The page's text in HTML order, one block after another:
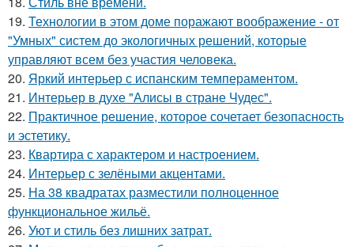
19. Технологии в этом доме поражают воображение - от
"Умных" систем до экологичных решений, которые
управляют всем без участия человека.
20. Яркий интерьер с испанским темпераментом.
21. Интерьер в духе "Алисы в стране Чудес".
22. Практичное решение, которое сочетает безопасность
и эстетику.
23. Квартира с характером и настроением.
24. Интерьер с зелёными акцентами.
25. На 38 квадратах разместили полноценное
функциональное жильё.
26. Уют и стиль без лишних затрат.